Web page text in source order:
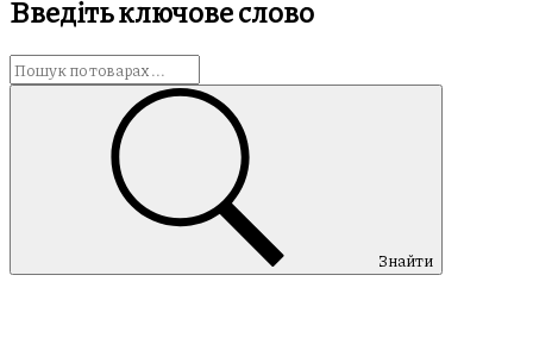
Введіть ключове слово
Знайти